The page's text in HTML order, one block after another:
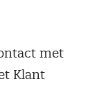
met
Klant